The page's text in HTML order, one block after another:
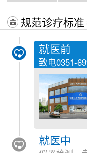
规范诊疗标准
就医前
致电0351-
就医中